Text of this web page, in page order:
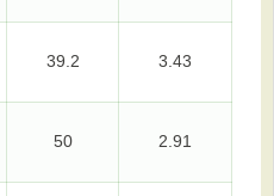
39.2 3.43
50 2.91